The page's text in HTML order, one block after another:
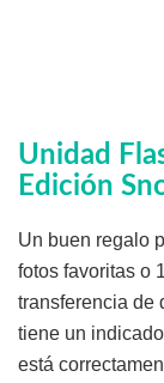
Unidad
Edición
Un buen regalo
fotos favoritas o
transferencia de
tiene un
está